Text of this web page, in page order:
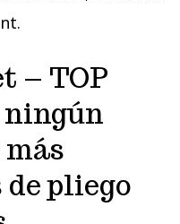
– TOP
ningún
más
de pliego